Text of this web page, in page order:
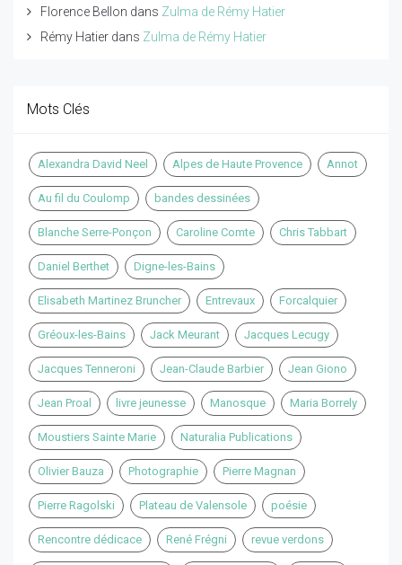
Florence Bellon dans Zulma de Rémy Hatier
Rémy Hatier dans Zulma de Rémy Hatier
Mots Clés
Alexandra David Neel Alpes de Haute Provence Annot
Au fil du Coulomp bandes dessinées
Blanche Serre-Ponçon Caroline Comte Chris Tabbart
Daniel Berthet Digne-les-Bains
Elisabeth Martinez Bruncher Entrevaux Forcalquier
Gréoux-les-Bains Jack Meurant Jacques Lecugy
Jacques Tenneroni Jean-Claude Barbier Jean Giono
Jean Proal livre jeunesse Manosque Maria Borrely
Moustiers Sainte Marie Naturalia Publications
Olivier Bauza Photographie Pierre Magnan
Pierre Ragolski Plateau de Valensole poésie
Rencontre dédicace René Frégni revue verdons